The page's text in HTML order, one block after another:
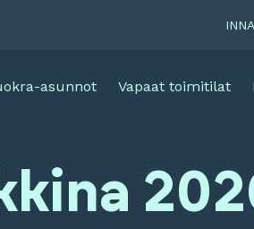
asunnot Vapaat toimitilat